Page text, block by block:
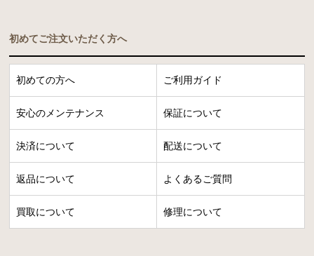
初めてご注文いただく方へ
初めての方へ ご利用ガイド
安心のメンテナンス 保証について
決済について 配送について
返品について よくあるご質問
買取について 修理について